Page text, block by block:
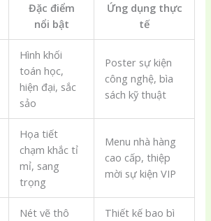
Đặc điểm
nổi bật
Ứng dụng thực
tế
Hình khối
toán học,
hiện đại, sắc
sảo
Poster sự kiện
công nghệ, bìa
sách kỹ thuật
Họa tiết
chạm khắc tỉ
mỉ, sang
trọng
Menu nhà hàng
cao cấp, thiệp
mời sự kiện VIP
Nét vẽ thô
Thiết kế bao bì